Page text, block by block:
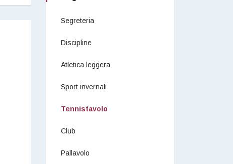
Segreteria
Discipline
Atletica leggera
Sport invernali
Tennistavolo
Club
Pallavolo